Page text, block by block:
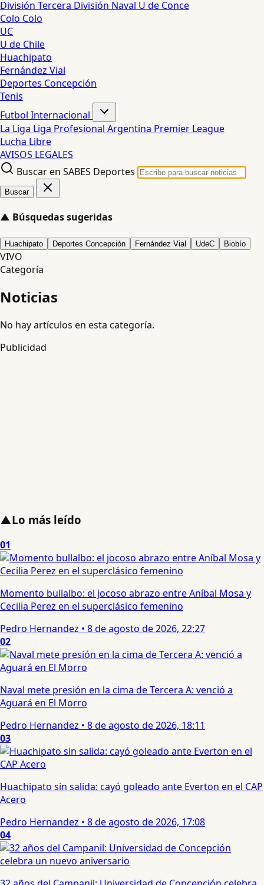
División Tercera División Naval U de Conce
Colo Colo
UC
U de Chile
Huachipato
Fernández Vial
Deportes Concepción
Tenis
Futbol Internacional
La Liga Liga Profesional Argentina Premier League
Lucha Libre
AVISOS LEGALES
Buscar en SABES Deportes
Buscar
▲ Búsquedas sugeridas
Huachipato Deportes Concepción Fernández Vial UdeC Biobío
VIVO
Categoría
Noticias
No hay artículos en esta categoría.
Publicidad
▲Lo más leído
01
Momento bullalbo: el jocoso abrazo entre Aníbal Mosa y
Cecilia Perez en el superclásico femenino
Pedro Hernandez • 8 de agosto de 2026, 22:27
02
Naval mete presión en la cima de Tercera A: venció a
Aguará en El Morro
Pedro Hernandez • 8 de agosto de 2026, 18:11
03
Huachipato sin salida: cayó goleado ante Everton en el CAP
Acero
Pedro Hernandez • 8 de agosto de 2026, 17:08
04